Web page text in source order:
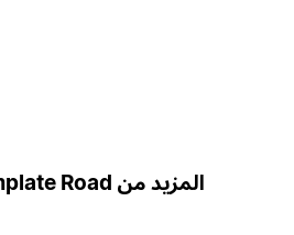
المزيد من Template Road